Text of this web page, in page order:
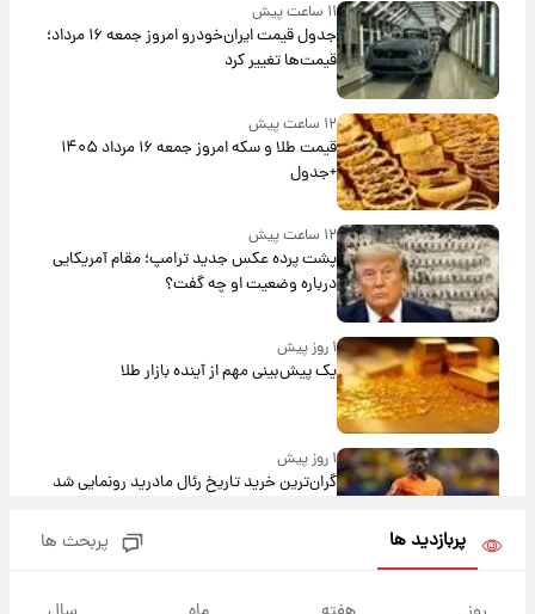
۱۱ ساعت پیش
جدول قیمت ایران‌خودرو امروز جمعه ۱۶ مرداد؛
قیمت‌ها تغییر کرد
۱۲ ساعت پیش
قیمت طلا و سکه امروز جمعه ۱۶ مرداد ۱۴۰۵
+جدول
۱۲ ساعت پیش
پشت پرده عکس جدید ترامپ؛ مقام آمریکایی
درباره وضعیت او چه گفت؟
۱ روز پیش
یک پیش‌بینی مهم از آینده بازار طلا
۱ روز پیش
گران‌ترین خرید تاریخ رئال مادرید رونمایی شد
پربازدید ها پربحث ها